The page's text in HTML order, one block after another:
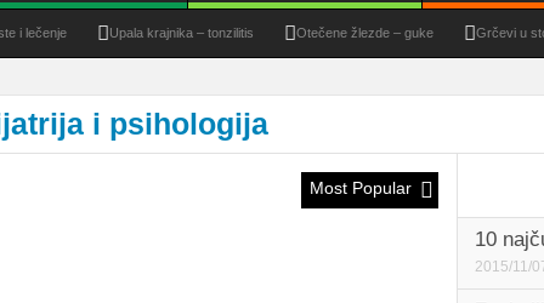
Upala krajnika – tonzilitis Otečene žlezde – guke Grčevi u
i psihologija
Most Popular
10
2015/11/